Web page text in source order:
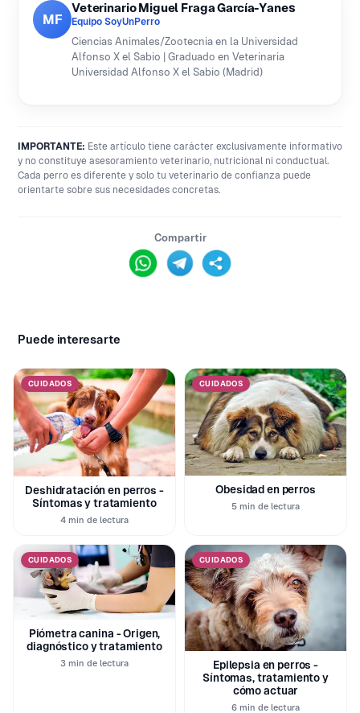
MF
Veterinario Miguel Fraga García-Yanes
Equipo SoyUnPerro
Ciencias Animales/Zootecnia en la Universidad
Alfonso X el Sabio | Graduado en Veterinaria
Universidad Alfonso X el Sabio (Madrid)
IMPORTANTE: Este artículo tiene carácter exclusivamente informativo
y no constituye asesoramiento veterinario, nutricional ni conductual.
Cada perro es diferente y solo tu veterinario de confianza puede
orientarte sobre sus necesidades concretas.
Compartir
Puede interesarte
CUIDADOS
Deshidratación en perros -
Síntomas y tratamiento
4 min de lectura
CUIDADOS
Obesidad en perros
5 min de lectura
CUIDADOS
Piómetra canina - Origen,
diagnóstico y tratamiento
3 min de lectura
CUIDADOS
Epilepsia en perros -
Síntomas, tratamiento y
cómo actuar
6 min de lectura